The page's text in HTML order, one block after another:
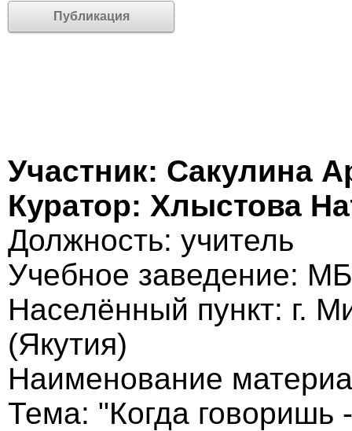
Публикация
Участник: Сакулина
Куратор: Хлыстова
Должность: учитель
Учебное заведение:
Населённый пункт: г.
(Якутия)
Наименование
Тема: "Когда говоришь